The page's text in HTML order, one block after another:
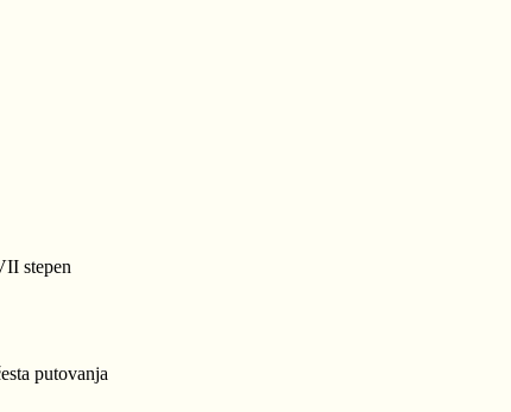
stepen
putovanja